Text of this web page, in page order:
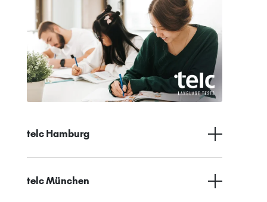
telc Hamburg
telc München